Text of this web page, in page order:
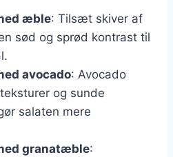
æble: Tilsæt skiver af
sød og sprød kontrast til
avocado: Avocado
og sunde
salaten mere
granatæble: